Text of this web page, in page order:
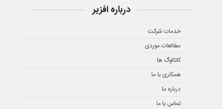
درباره افزیر
خدمات شرکت
مطالعات موردی
کاتالوگ ها
همکاری با ما
درباره ما
تماس با ما